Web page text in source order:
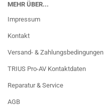
MEHR ÜBER...
Impressum
Kontakt
Versand- & Zahlungsbedingungen
TRIUS Pro-AV Kontaktdaten
Reparatur & Service
AGB